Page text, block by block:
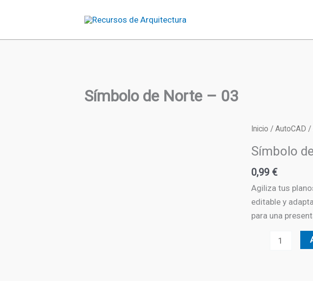
Símbolo de Norte – 03
Inicio / AutoCAD /
Símbolo
0,99 €
Agiliza tus
editable y
para una
Símbolo